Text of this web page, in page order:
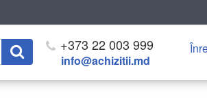
+373 22 003 999
info@achizitii.md